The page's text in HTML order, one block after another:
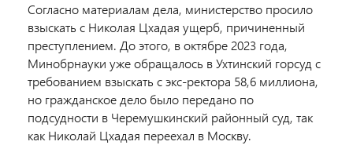
Согласно материалам дела, министерство просило
взыскать с Николая Цхадая ущерб, причиненный
преступлением. До этого, в октябре 2023 года,
Минобрнауки уже обращалось в Ухтинский горсуд с
требованием взыскать с экс-ректора 58,6 миллиона,
но гражданское дело было передано по
подсудности в Черемушкинский районный суд, так
как Николай Цхадая переехал в Москву.